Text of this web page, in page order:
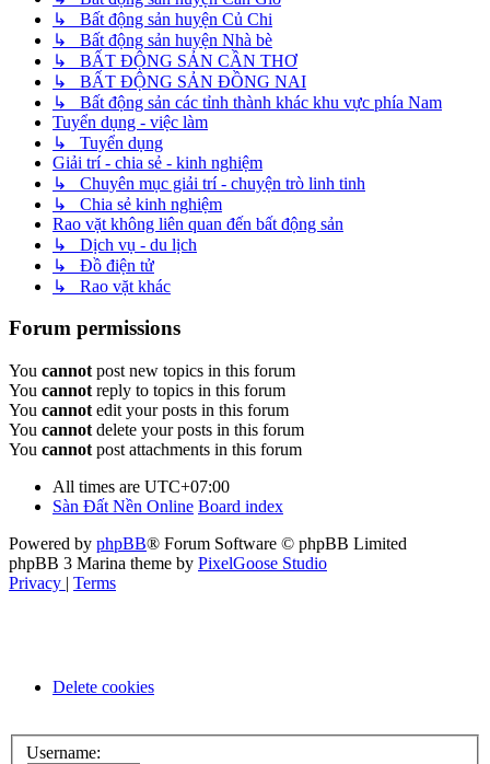
↳ Bất động sản huyện Củ Chi
↳ Bất động sản huyện Nhà bè
↳ BẤT ĐỘNG SẢN CẦN THƠ
↳ BẤT ĐỘNG SẢN ĐỒNG NAI
↳ Bất động sản các tỉnh thành khác khu vực phía Nam
Tuyển dụng - việc làm
↳ Tuyển dụng
Giải trí - chia sẻ - kinh nghiệm
↳ Chuyên mục giải trí - chuyện trò linh tinh
↳ Chia sẻ kinh nghiệm
Rao vặt không liên quan đến bất động sản
↳ Dịch vụ - du lịch
↳ Đồ điện tử
↳ Rao vặt khác
Forum permissions
You cannot post new topics in this forum
You cannot reply to topics in this forum
You cannot edit your posts in this forum
You cannot delete your posts in this forum
You cannot post attachments in this forum
All times are UTC+07:00
Sàn Đất Nền Online Board index
Powered by phpBB® Forum Software © phpBB Limited
phpBB 3 Marina theme by PixelGoose Studio
Privacy | Terms
Delete cookies
Username: